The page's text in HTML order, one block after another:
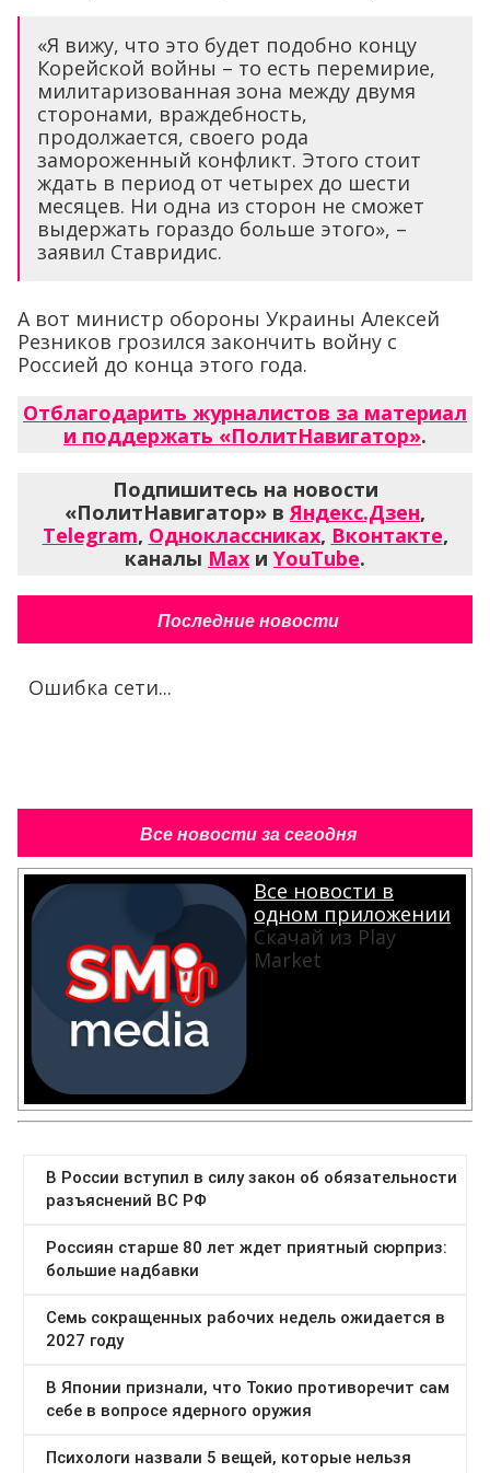
«Я вижу, что это будет подобно концу
Корейской войны – то есть перемирие,
милитаризованная зона между двумя
сторонами, враждебность,
продолжается, своего рода
замороженный конфликт. Этого стоит
ждать в период от четырех до шести
месяцев. Ни одна из сторон не сможет
выдержать гораздо больше этого», –
заявил Ставридис.
А вот министр обороны Украины Алексей
Резников грозился закончить войну с
Россией до конца этого года.
Отблагодарить журналистов за материал
и поддержать «ПолитНавигатор».
Подпишитесь на новости
«ПолитНавигатор» вЯндекс.Дзен,
Telegram, Одноклассниках, Вконтакте,
каналы Max и YouTube.
Последние новости
Ошибка сети...
Все новости за сегодня
Все новости в
одном приложении
Скачай из Play
Market